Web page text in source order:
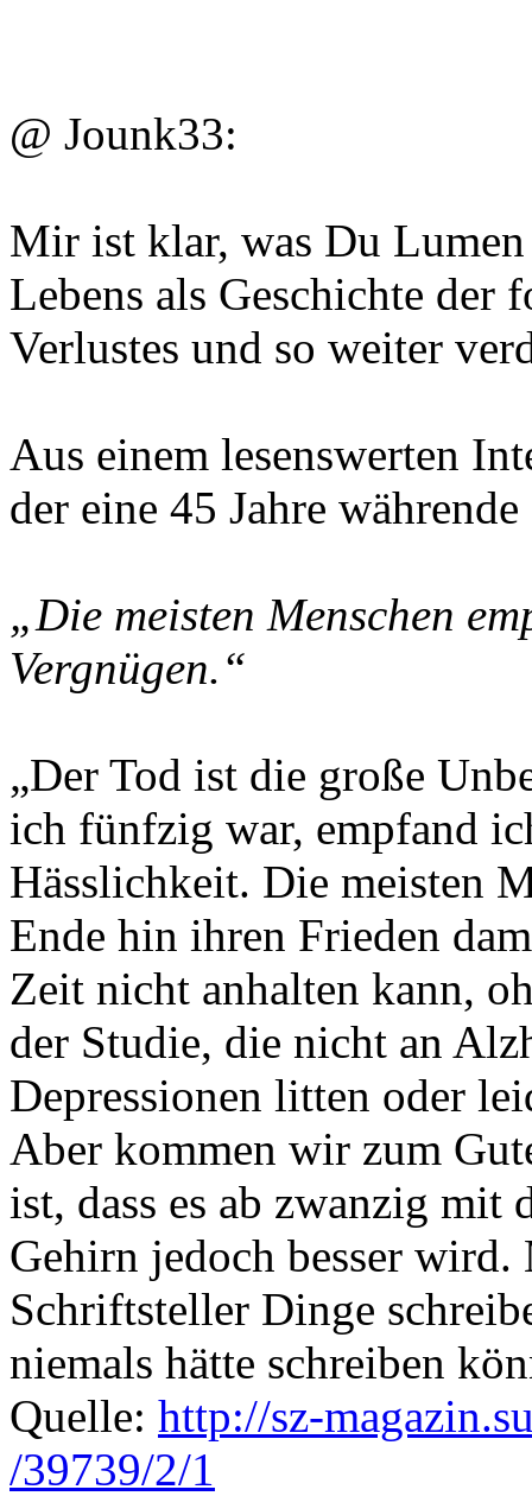
@ Jounk33:
Mir ist klar, was Du
Lebens als Geschichte der
Verlustes und so weiter
Aus einem lesenswerten
der eine 45 Jahre
„Die meisten Menschen
Vergnügen.“
„Der Tod ist die große
ich fünfzig war, empfand
Hässlichkeit. Die meisten
Ende hin ihren Frieden
Zeit nicht anhalten kann,
der Studie, die nicht an
Depressionen litten oder
Aber kommen wir zum
ist, dass es ab zwanzig mit
Gehirn jedoch besser
Schriftsteller Dinge
niemals hätte schreiben
Quelle: http://sz-
/39739/2/1